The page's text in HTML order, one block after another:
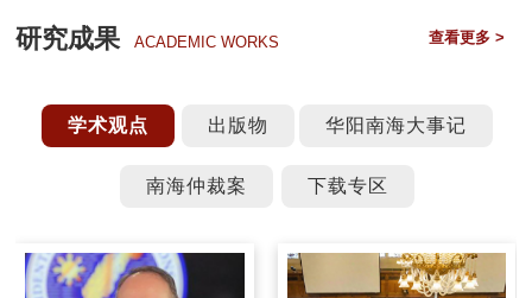
研究成果 ACADEMIC WORKS 查看更多 >
学术观点 出版物 华阳南海大事记
南海仲裁案 下载专区